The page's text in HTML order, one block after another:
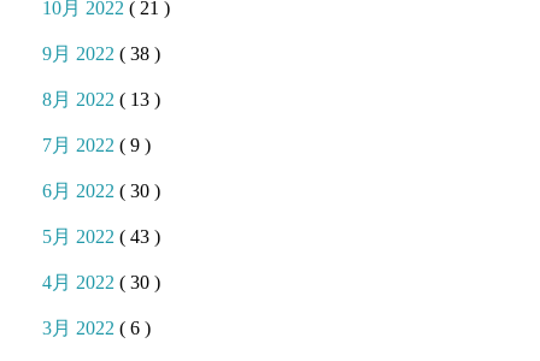
10月 2022( 21 )
9月 2022( 38 )
8月 2022( 13 )
7月 2022( 9 )
6月 2022( 30 )
5月 2022( 43 )
4月 2022( 30 )
3月 2022( 6 )